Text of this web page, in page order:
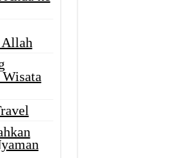
Allah